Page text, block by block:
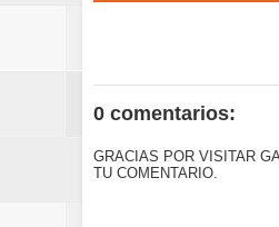
0 comentarios:
GRACIAS POR VISITAR
TU COMENTARIO.